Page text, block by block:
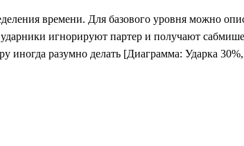
времени. Для базового уровня можно
игнорируют партер и получают
иногда разумно делать [Диаграмма: Ударка